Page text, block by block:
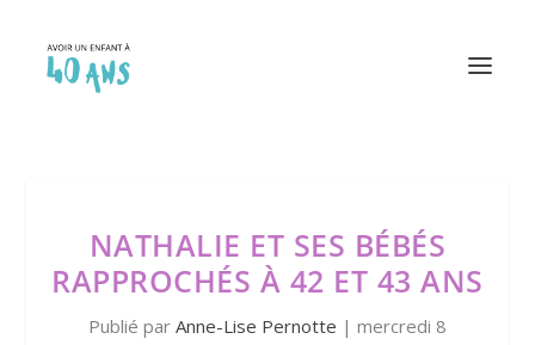
NATHALIE ET SES BÉBÉS
RAPPROCHÉS À 42 ET 43 ANS
Publié par Anne-Lise Pernotte | mercredi 8